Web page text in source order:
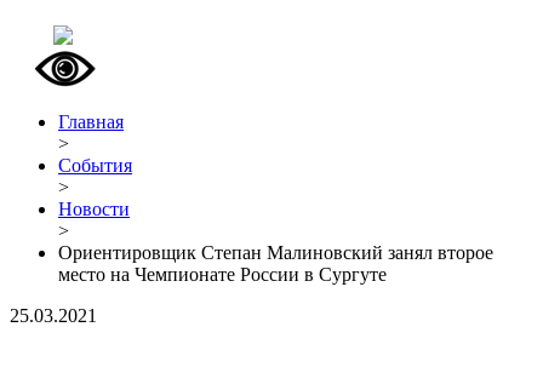
Главная
>
События
>
Новости
>
Ориентировщик Степан Малиновский занял второе
место на Чемпионате России в Сургуте
25.03.2021